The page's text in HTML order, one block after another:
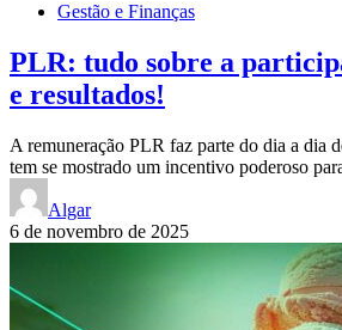
Gestão e Finanças
PLR: tudo sobre a
e resultados!
A remuneração PLR faz parte do dia a dia
tem se mostrado um incentivo poderoso
Algar
6 de novembro de 2025